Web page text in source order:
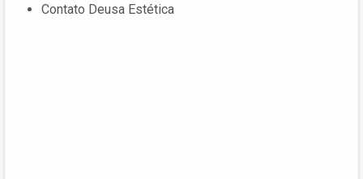
Contato Deusa Estética